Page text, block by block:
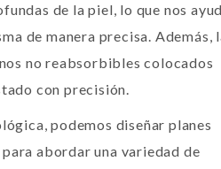
de la piel, lo que nos
de manera precisa. Además,
no reabsorbibles colocados
con precisión.
podemos diseñar planes
abordar una variedad de